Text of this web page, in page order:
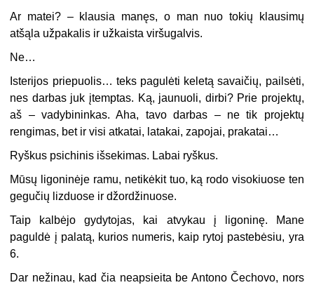
Ar matei? – klausia manęs, o man nuo tokių klausimų
atšąla užpakalis ir užkaista viršugalvis.
Ne…
Isterijos priepuolis… teks pagulėti keletą savaičių, pailsėti,
nes darbas juk įtemptas. Ką, jaunuoli, dirbi? Prie projektų,
aš – vadybininkas. Aha, tavo darbas – ne tik projektų
rengimas, bet ir visi atkatai, latakai, zapojai, prakatai…
Ryškus psichinis išsekimas. Labai ryškus.
Mūsų ligoninėje ramu, netikėkit tuo, ką rodo visokiuose ten
gegučių lizduose ir džordžinuose.
Taip kalbėjo gydytojas, kai atvykau į ligoninę. Mane
paguldė į palatą, kurios numeris, kaip rytoj pastebėsiu, yra
6.
Dar nežinau, kad čia neapsieita be Antono Čechovo, nors